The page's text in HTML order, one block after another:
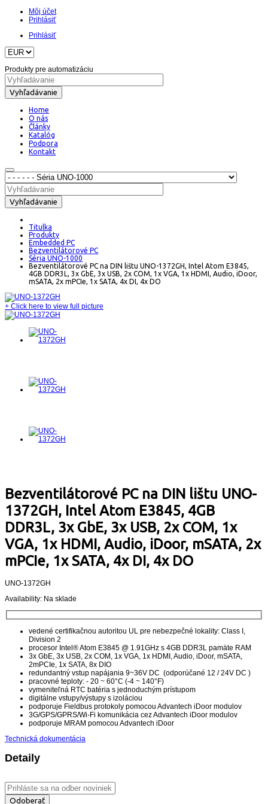
Môj účet
Prihlásiť
Prihlásiť
Produkty pre automatizáciu
Vyhľadávanie
Home
O nás
Články
Katalóg
Podpora
Kontakt
Vyhľadávanie
Titulka
Produkty
Embedded PC
Bezventilátorové PC
Séria UNO-1000
Bezventilátorové PC na DIN lištu UNO-1372GH, Intel Atom E3845,
4GB DDR3L, 3x GbE, 3x USB, 2x COM, 1x VGA, 1x HDMI, Audio, iDoor,
mSATA, 2x mPCIe, 1x SATA, 4x DI, 4x DO
+ Click here to view full picture
Bezventilátorové PC na DIN lištu UNO-
1372GH, Intel Atom E3845, 4GB
DDR3L, 3x GbE, 3x USB, 2x COM, 1x
VGA, 1x HDMI, Audio, iDoor, mSATA, 2x
mPCIe, 1x SATA, 4x DI, 4x DO
UNO-1372GH
Availability: Na sklade
vedené certifikačnou autoritou UL pre nebezpečné lokality: Class I,
Division 2
procesor Intel® Atom E3845 @ 1.91GHz s 4GB DDR3L pamäte RAM
3x GbE, 3x USB, 2x COM, 1x VGA, 1x HDMI, Audio, iDoor, mSATA,
2mPCIe, 1x SATA, 8x DIO
redundantný vstup napájania 9~36V DC (odporúčané 12 / 24V DC )
pracovné teploty: - 20 ~ 60°C (-4 ~ 140°F)
vymeniteľná RTC batéria s jednoduchým prístupom
digitálne vstupy/výstupy s izoláciou
podporuje Fieldbus protokoly pomocou Advantech iDoor modulov
3G/GPS/GPRS/Wi-Fi komunikácia cez Advantech iDoor modulov
podporuje MRAM pomocou Advantech iDoor
Technická dokumentácia
Detaily
Odoberať